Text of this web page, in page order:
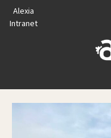
Alexia
Intranet